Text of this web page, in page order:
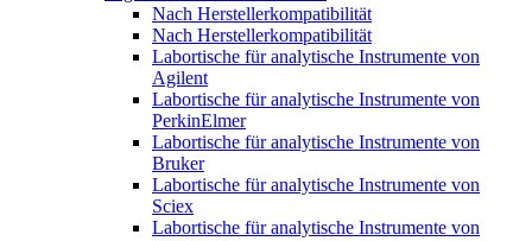
Nach Herstellerkompatibilität
Nach Herstellerkompatibilität
Labortische für analytische Instrumente von
Agilent
Labortische für analytische Instrumente von
PerkinElmer
Labortische für analytische Instrumente von
Bruker
Labortische für analytische Instrumente von
Sciex
Labortische für analytische Instrumente von